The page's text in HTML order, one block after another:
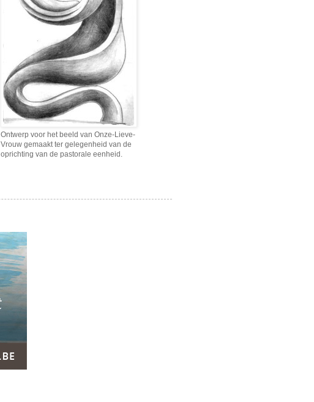
Ontwerp voor het beeld van Onze-Lieve-
Vrouw gemaakt ter gelegenheid van de
oprichting van de pastorale eenheid.